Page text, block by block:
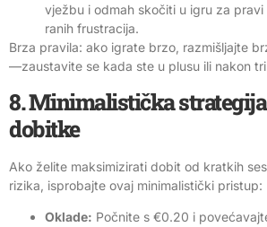
vježbu i odmah skočiti u igru za
ranih frustracija.
Brza pravila: ako igrate brzo, razmišljajte
—zaustavite se kada ste u plusu ili nakon
8. Minimalistička
dobitke
Ako želite maksimizirati dobit od kratkih
rizika, isprobajte ovaj minimalistički pristup:
Oklade: Počnite s €0.20 i